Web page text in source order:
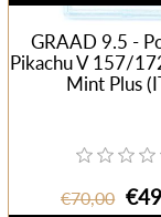
GRAAD 9.5 -
Pikachu V 157/
Mint Plus
€70,00